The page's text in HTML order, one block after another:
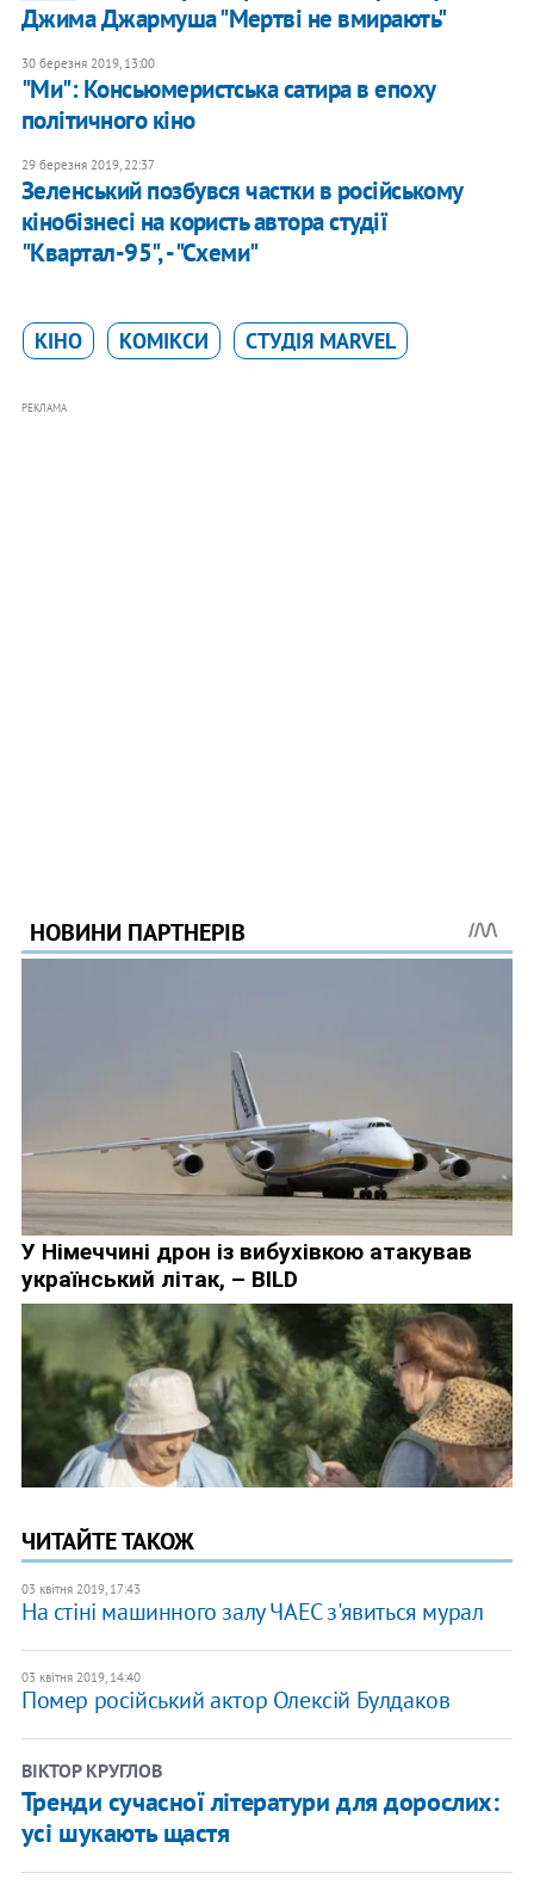
Джима Джармуша "Мертві не вмирають"
30 березня 2019, 13:00
​"Ми": Консьюмеристська сатира в епоху
політичного кіно
29 березня 2019, 22:37
Зеленський позбувся частки в російському
кінобізнесі на користь автора студії
"Квартал-95", - "Схеми"
КІНО КОМІКСИ СТУДІЯ MARVEL
РЕКЛАМА
ЧИТАЙТЕ ТАКОЖ
03 квітня 2019, 17:43
На стіні машинного залу ЧАЕС з'явиться мурал
03 квітня 2019, 14:40
Помер російський актор Олексій Булдаков
ВІКТОР КРУГЛОВ
Тренди сучасної літератури для дорослих:
усі шукають щастя